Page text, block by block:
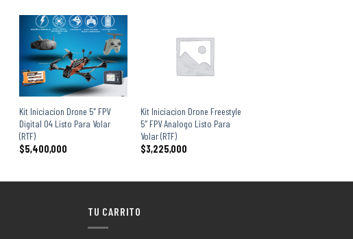
+
Kit Iniciacion Drone 5″ FPV
Digital O4 Listo Para Volar
(RTF)
$5,400,000
Kit Iniciacion Drone Freestyle
5″ FPV Analogo Listo Para
Volar (RTF)
$3,225,000
TU CARRITO